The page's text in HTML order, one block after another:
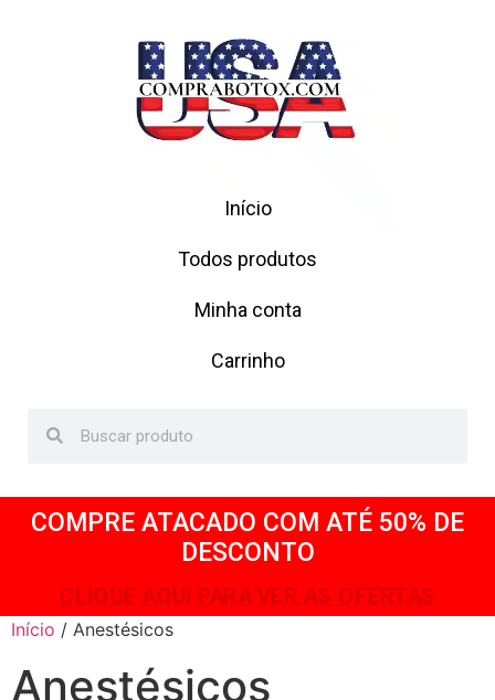
Início
Todos produtos
Minha conta
Carrinho
COMPRE ATACADO COM ATÉ 50% DE
DESCONTO
CLIQUE AQUI PARA VER AS OFERTAS
Início / Anestésicos
Anestésicos